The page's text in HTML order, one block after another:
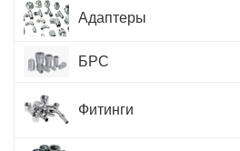
Адаптеры
БРС
Фитинги